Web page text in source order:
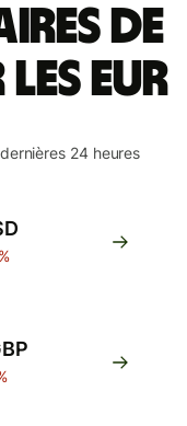
de
EUR
24 heures